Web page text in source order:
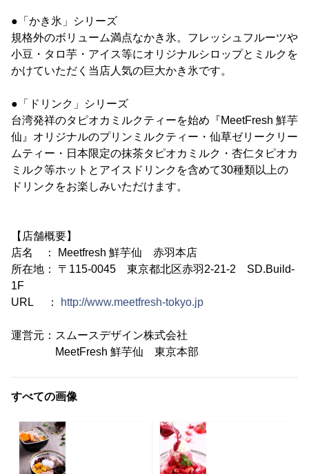
●「かき氷」シリーズ
規格外のボリューム満点なかき氷。フレッシュフルーツや
小豆・タロ芋・アイス等にオリジナルシロップとミルクを
かけていただく当店人気の巨大かき氷です。
●「ドリンク」シリーズ
台湾発祥のタピオカミルクティーを始め『MeetFresh 鮮芋
仙』オリジナルのプリンミルクティー・仙草ゼリークリー
ムティー・日本限定の抹茶タピオカミルク・杏仁タピオカ
ミルク等ホットとアイスドリンクを含めて30種類以上の
ドリンクをお楽しみいただけます。
【店舗概要】
店名 ： Meetfresh 鮮芋仙 赤羽本店
所在地： 〒115-0045 東京都北区赤羽2-21-2 SD.Build-
1F
URL ：
http://www.meetfresh-tokyo.jp
運営元：スムースデザイン株式会社
MeetFresh 鮮芋仙 東京本部
すべての画像